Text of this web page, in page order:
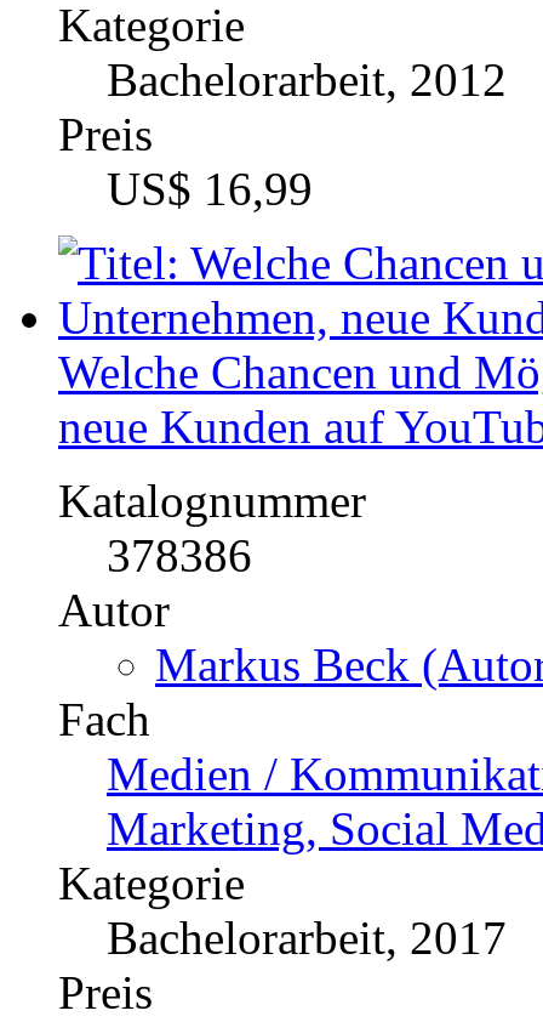
Wissensmanagement
Entwicklung in
Formen der
Arbeitsweise und
Lernformen ablösen
Katalognummer
297504
Autor
Pascal Gries
Fach
Pädagogik -
Fach
Sozialwissenschaften
Kategorie
Bachelorarbeit, 2013
Preis
US$ 21,99